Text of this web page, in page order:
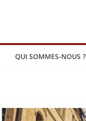
QUI SOMMES-NOUS ?